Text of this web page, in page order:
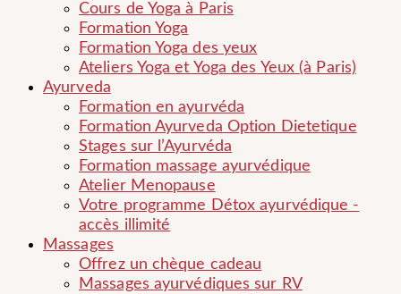
Cours de Yoga à Paris
Formation Yoga
Formation Yoga des yeux
Ateliers Yoga et Yoga des Yeux (à Paris)
Ayurveda
Formation en ayurvéda
Formation Ayurveda Option Dietetique
Stages sur l’Ayurvéda
Formation massage ayurvédique
Atelier Menopause
Votre programme Détox ayurvédique -
accès illimité
Massages
Offrez un chèque cadeau
Massages ayurvédiques sur RV